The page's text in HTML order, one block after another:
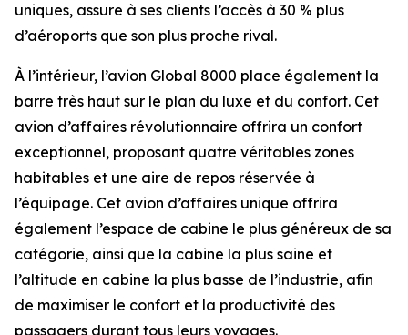
uniques, assure à ses clients l’accès à 30 % plus
d’aéroports que son plus proche rival.
À l’intérieur, l’avion Global 8000 place également la
barre très haut sur le plan du luxe et du confort. Cet
avion d’affaires révolutionnaire offrira un confort
exceptionnel, proposant quatre véritables zones
habitables et une aire de repos réservée à
l’équipage. Cet avion d’affaires unique offrira
également l’espace de cabine le plus généreux de sa
catégorie, ainsi que la cabine la plus saine et
l’altitude en cabine la plus basse de l’industrie, afin
de maximiser le confort et la productivité des
passagers durant tous leurs voyages.